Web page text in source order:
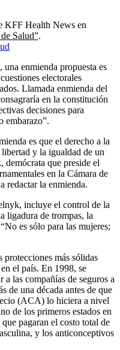
KFF Health News en
Salud”.
enmienda propuesta es
electorales
Llamada enmienda del
en la constitución
decisiones para
embarazo”.
es que el derecho a la
y la igualdad de un
que preside el
en la Cámara de
redactar la enmienda.
incluye el control de la
ligadura de trompas, la
es sólo para las mujeres;
más sólidas
el país. En 1998, se
las compañías de seguros a
de una década antes de que
(ACA) lo hiciera a nivel
de los primeros estados en
pagaran el costo total de
y los anticonceptivos